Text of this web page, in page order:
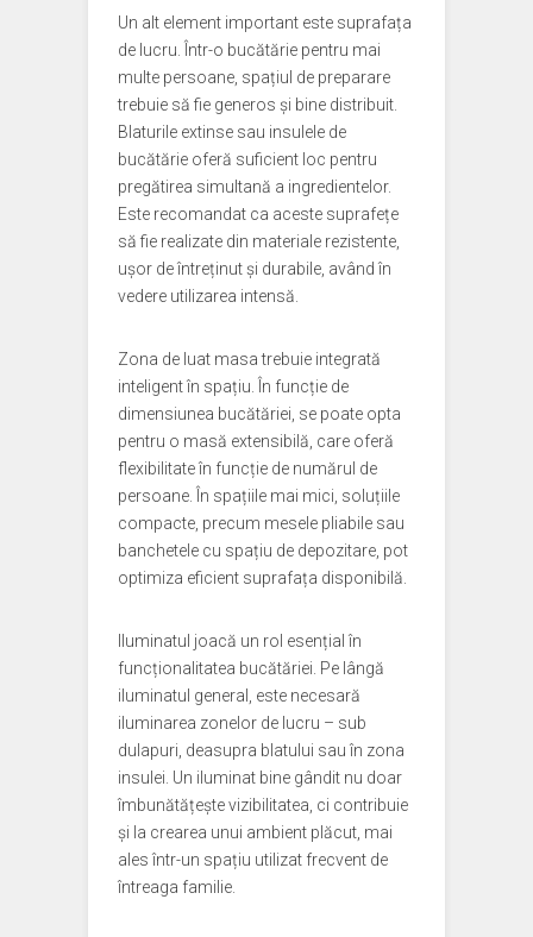
Un alt element important este suprafața
de lucru. Într-o bucătărie pentru mai
multe persoane, spațiul de preparare
trebuie să fie generos și bine distribuit.
Blaturile extinse sau insulele de
bucătărie oferă suficient loc pentru
pregătirea simultană a ingredientelor.
Este recomandat ca aceste suprafețe
să fie realizate din materiale rezistente,
ușor de întreținut și durabile, având în
vedere utilizarea intensă.
Zona de luat masa trebuie integrată
inteligent în spațiu. În funcție de
dimensiunea bucătăriei, se poate opta
pentru o masă extensibilă, care oferă
flexibilitate în funcție de numărul de
persoane. În spațiile mai mici, soluțiile
compacte, precum mesele pliabile sau
banchetele cu spațiu de depozitare, pot
optimiza eficient suprafața disponibilă.
Iluminatul joacă un rol esențial în
funcționalitatea bucătăriei. Pe lângă
iluminatul general, este necesară
iluminarea zonelor de lucru – sub
dulapuri, deasupra blatului sau în zona
insulei. Un iluminat bine gândit nu doar
îmbunătățește vizibilitatea, ci contribuie
și la crearea unui ambient plăcut, mai
ales într-un spațiu utilizat frecvent de
întreaga familie.